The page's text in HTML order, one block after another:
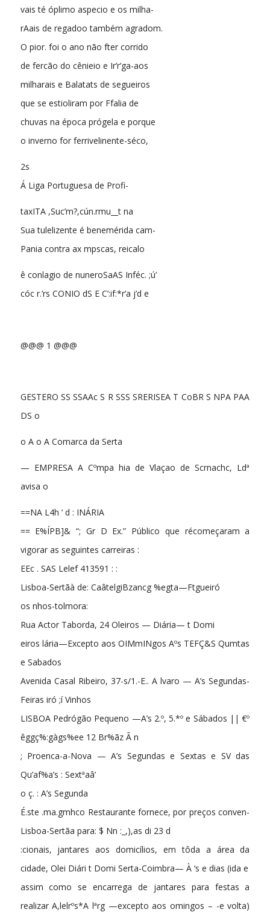
vais té óplimo aspecio e os milha-
rAais de regadoo também agradom.
O pior. foi o ano não fter corrido
de fercão do cênieio e Ir’r’ga-aos
milharais e Balatats de segueiros
que se estioliram por Ffalia de
chuvas na época prógela e porque
o inverno for ferrivelinente-séco,
2s
Á Liga Portuguesa de Profi-
taxITA ,Suc’m?,cún.rmu__t na
Sua tulelizente é benemérida cam-
Pania contra ax mpscas, reicalo
ê conlagio de nuneroSaAS Inféc. ;ú’
cóc r.’rs CONIO dS E C’:if:*r’a j’d e
@@@ 1 @@@
GESTERO SS SSAAc S R SSS SRERISEA T CoBR S NPA PAA
DS o
o A o A Comarca da Serta
— EMPRESA A Cºmpa hia de Vlaçao de Scrnachc, Ldª
avisa o
==NA L4h ‘ d : INÁRIA
== E%ÍPB]& “; Gr D Ex.” Público que récomeçaram a
vigorar as seguintes carreiras :
EEc . SAS Lelef 413591 : :
Lisboa-Sertãà de: CaâtelgiBzancg %egta—Ftgueiró
os nhos-tolmora:
Rua Actor Taborda, 24 Oleiros — Diária— t Domi
eiros lária—Excepto aos OIMmINgos Aºs TEFÇ&S Qumtas
e Sabados
Avenida Casal Ribeiro, 37-s/1.-E.. A lvaro — A’s Segundas-
Feiras iró ;í Vinhos
LISBOA Pedrógão Pequeno —A’s 2.º, 5.*º e Sábados || €º
êggç%:gàgs%ee 12 Br%ãz Ã n
; Proenca-a-Nova — A’s Segundas e Sextas e SV das
Qu’af%a’s : Sextªaâ’
o ç. : A’s Segunda
É.ste .ma.gmhco Restaurante fornece, por preços conven-
Lisboa-Sertãa para: $ Nn :_,),as di 23 d
:cionais, jantares aos domicílios, em tôda a área da
cidade, Olei Diári t Domi Serta-Coimbra— À ‘s e dias (ida e
assim como se encarrega de jantares para festas a
realizar A,lelrºs*A lªrg —excepto aos omingos – -e volta)